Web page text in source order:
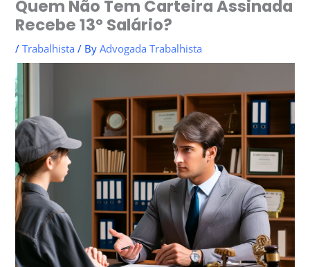
Quem Não Tem Carteira Assinada
Recebe 13º Salário?
/Trabalhista / ByAdvogada Trabalhista